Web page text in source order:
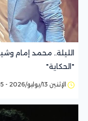
الليلة.. محمد إمام
"الحكاية"
الإثنين 13/يوليو/2026 - 02:05 م